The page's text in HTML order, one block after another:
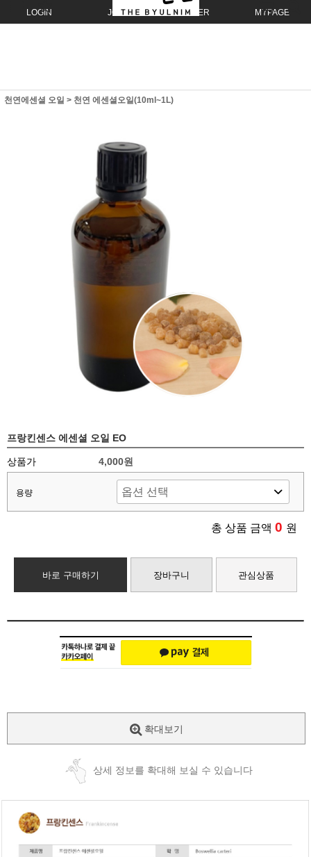
LOGIN JOIN ORDER MYPAGE
천연에센셜 오일 > 천연 에센셜오일(10ml~1L)
프랑킨센스 에센셜 오일 EO
상품가 4,000원
용량
총 상품 금액 0 원
바로 구매하기 장바구니 관심상품
확대보기
상세 정보를 확대해 보실 수 있습니다